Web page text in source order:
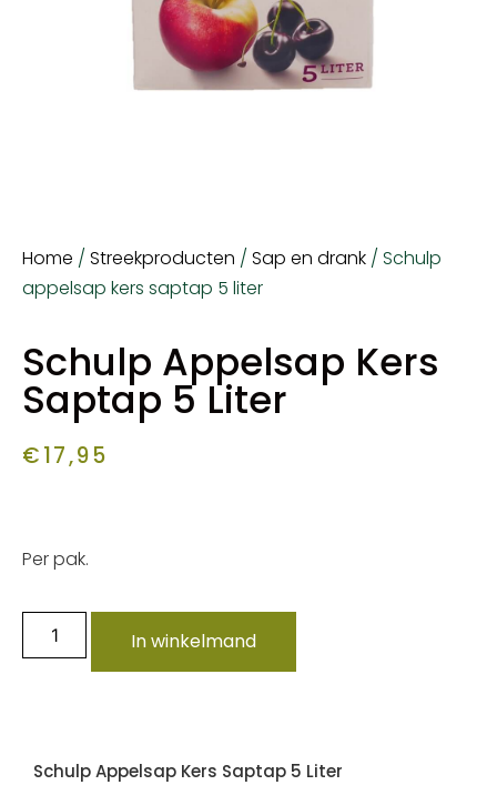
Home / Streekproducten / Sap en drank / Schulp
appelsap kers saptap 5 liter
Schulp Appelsap Kers
Saptap 5 Liter
€17,95
Per pak.
In winkelmand
Schulp Appelsap Kers Saptap 5 Liter